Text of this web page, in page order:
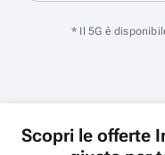
* Il 5G è
Scopri le offerte